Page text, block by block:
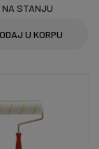
NA STANJU
U KORPU